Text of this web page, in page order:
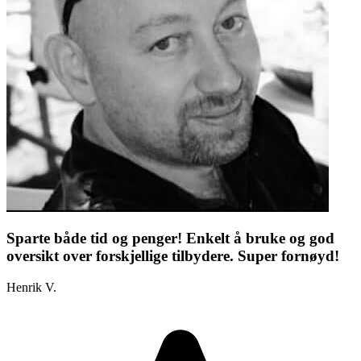
Sparte både tid og penger! Enkelt å bruke og god
oversikt over forskjellige tilbydere. Super fornøyd!
Henrik V.